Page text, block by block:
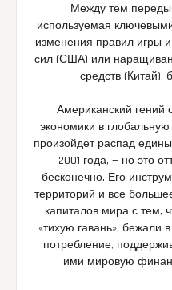
Между тем
используемая
изменения правил игры
сил (США) или
средств (Китай),
Американский гений
экономики в
произойдет распад
2001 года, — но это
бесконечно. Его
территорий и все
капиталов мира с тем,
«тихую гавань», бежали
потребление,
ими мировую